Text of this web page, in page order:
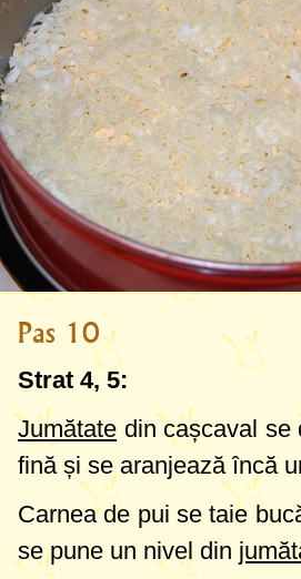
Pas 10
Strat 4, 5:
Jumătate din cașcaval se
fină și se aranjează încă
Carnea de pui se taie
se pune un nivel din